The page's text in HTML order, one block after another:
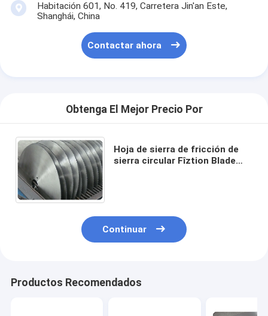
Habitación 601, No. 419, Carretera Jin'an Este,
Shanghái, China
Contactar ahora
Obtenga El Mejor Precio Por
Hoja de sierra de fricción de
sierra circular Fîztion Blade
Continuar
Productos Recomendados